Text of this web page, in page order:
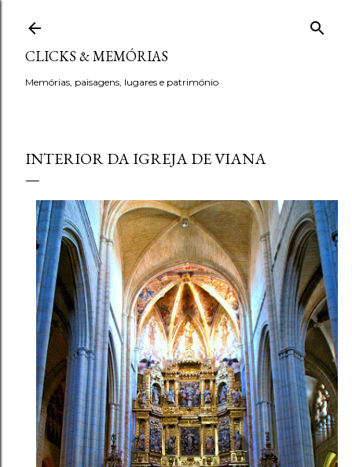
Avançar para o conteúdo principal
CLICKS & MEMÓRIAS
Memórias, paisagens, lugares e património
INTERIOR DA IGREJA DE VIANA